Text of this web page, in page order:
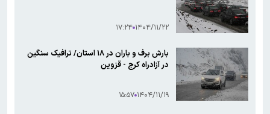
امام جمعه کرج: با کودتای برهنگی مواجه شده ایم
۱۴۰۴/۱۱/۲۲ ۱۷:۲۴
بارش برف و باران در ۱۸ استان/ ترافیک سنگین
در آزادراه کرج - قزوین
۱۴۰۴/۱۱/۱۹ ۱۵:۵۷